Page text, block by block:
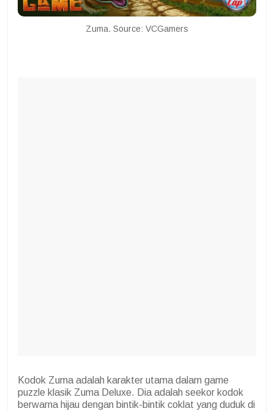
Zuma. Source: VCGamers
Kodok Zuma adalah karakter utama dalam game
puzzle klasik Zuma Deluxe. Dia adalah seekor kodok
berwarna hijau dengan bintik-bintik coklat yang duduk di